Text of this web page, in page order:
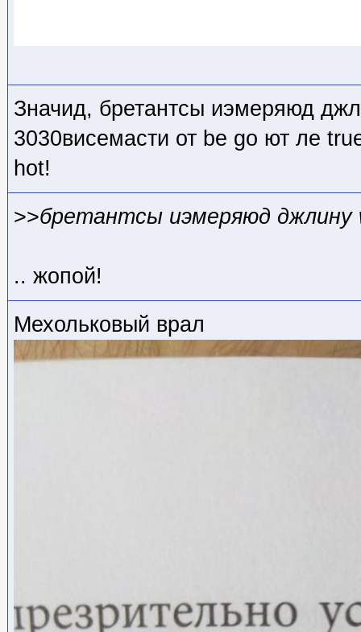
Значид, бретантсы иэмеряюд
3030висемасти от be go ют ле
hot!
>>бретантсы иэмеряюд джлину
.. жопой!
Мехольковый врал